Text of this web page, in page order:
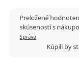
Preložené
skúseností s
Správa
Kúpili by